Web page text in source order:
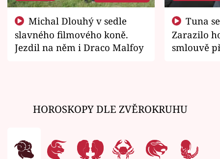
slavného filmového koně.
Jezdil na něm i Draco Malfoy
Zarazilo
smlouvě
HOROSKOPY DLE ZVĚROKRUHU